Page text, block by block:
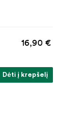
16,90 €
Dėti į krepšelį